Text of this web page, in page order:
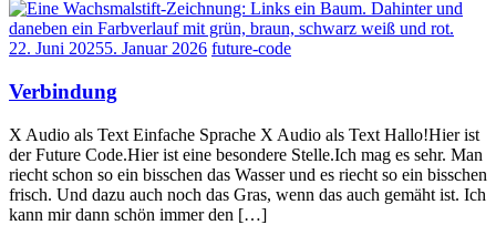
22. Juni 20255. Januar 2026 future-code
Verbindung
X Audio als Text Einfache Sprache X Audio als Text Hallo!Hier ist
der Future Code.Hier ist eine besondere Stelle.Ich mag es sehr. Man
riecht schon so ein bisschen das Wasser und es riecht so ein bisschen
frisch. Und dazu auch noch das Gras, wenn das auch gemäht ist. Ich
kann mir dann schön immer den […]